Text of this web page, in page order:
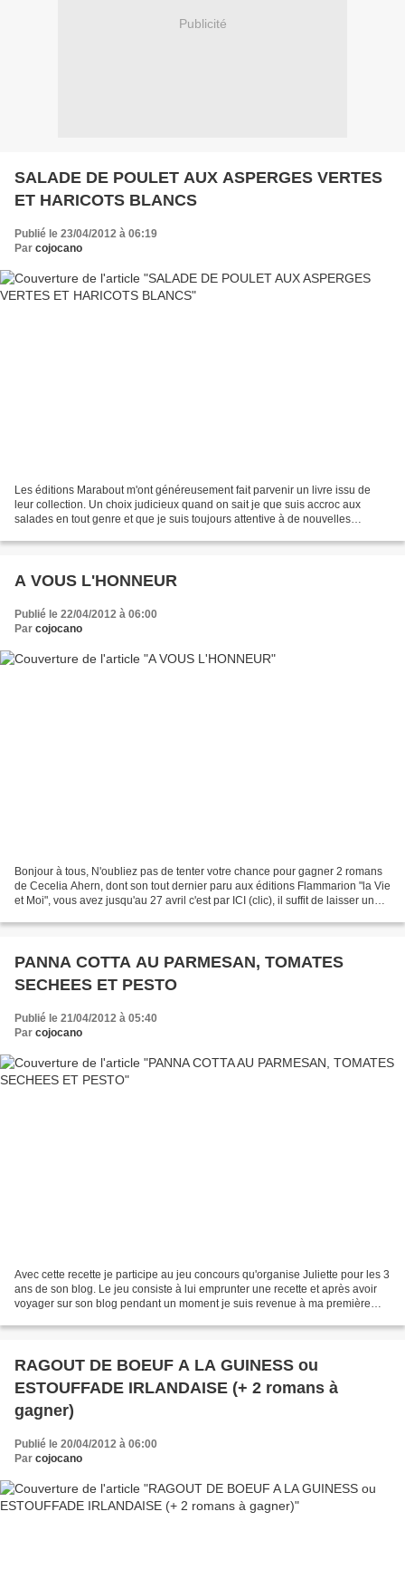
Publicité
SALADE DE POULET AUX ASPERGES VERTES
ET HARICOTS BLANCS
Publié le 23/04/2012 à 06:19
Par cojocano
Les éditions Marabout m'ont généreusement fait parvenir un livre issu de
leur collection. Un choix judicieux quand on sait je que suis accroc aux
salades en tout genre et que je suis toujours attentive à de nouvelles
A VOUS L'HONNEUR
Publié le 22/04/2012 à 06:00
Par cojocano
Bonjour à tous, N'oubliez pas de tenter votre chance pour gagner 2 romans
de Cecelia Ahern, dont son tout dernier paru aux éditions Flammarion "la Vie
et Moi", vous avez jusqu'au 27 avril c'est par ICI (clic), il suffit de laisser un
PANNA COTTA AU PARMESAN, TOMATES
SECHEES ET PESTO
Publié le 21/04/2012 à 05:40
Par cojocano
Avec cette recette je participe au jeu concours qu'organise Juliette pour les 3
ans de son blog. Le jeu consiste à lui emprunter une recette et après avoir
voyager sur son blog pendant un moment je suis revenue à ma première
RAGOUT DE BOEUF A LA GUINESS ou
ESTOUFFADE IRLANDAISE (+ 2 romans à
gagner)
Publié le 20/04/2012 à 06:00
Par cojocano